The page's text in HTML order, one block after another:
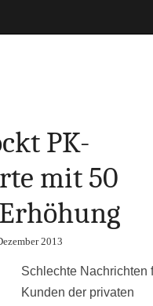
,
PK-
mit 50
2013
Schlechte Nachrichten
Kunden der privaten